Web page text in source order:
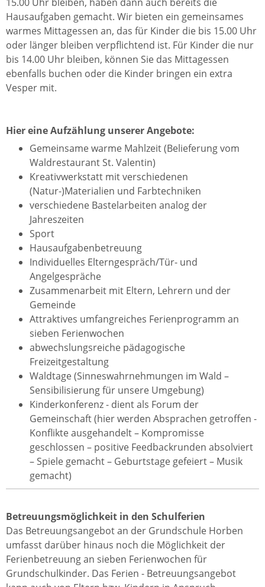
Hausaufgaben gemacht. Wir bieten ein gemeinsames
warmes Mittagessen an, das für Kinder die bis 15.00 Uhr
oder länger bleiben verpflichtend ist. Für Kinder die nur
bis 14.00 Uhr bleiben, können Sie das Mittagessen
ebenfalls buchen oder die Kinder bringen ein extra
Vesper mit.
Hier eine Aufzählung unserer Angebote:
Gemeinsame warme Mahlzeit (Belieferung vom
Waldrestaurant St. Valentin)
Kreativwerkstatt mit verschiedenen
(Natur-)Materialien und Farbtechniken
verschiedene Bastelarbeiten analog der
Jahreszeiten
Sport
Hausaufgabenbetreuung
Individuelles Elterngespräch/Tür- und
Angelgespräche
Zusammenarbeit mit Eltern, Lehrern und der
Gemeinde
Attraktives umfangreiches Ferienprogramm an
sieben Ferienwochen
abwechslungsreiche pädagogische
Freizeitgestaltung
Waldtage (Sinneswahrnehmungen im Wald –
Sensibilisierung für unsere Umgebung)
Kinderkonferenz - dient als Forum der
Gemeinschaft (hier werden Absprachen getroffen -
Konflikte ausgehandelt – Kompromisse
geschlossen – positive Feedbackrunden absolviert
– Spiele gemacht – Geburtstage gefeiert – Musik
gemacht)
Betreuungsmöglichkeit in den Schulferien
Das Betreuungsangebot an der Grundschule Horben
umfasst darüber hinaus noch die Möglichkeit der
Ferienbetreuung an sieben Ferienwochen für
Grundschulkinder. Das Ferien - Betreuungsangebot